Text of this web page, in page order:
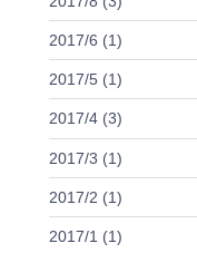
2017/6 (1)
2017/5 (1)
2017/4 (3)
2017/3 (1)
2017/2 (1)
2017/1 (1)